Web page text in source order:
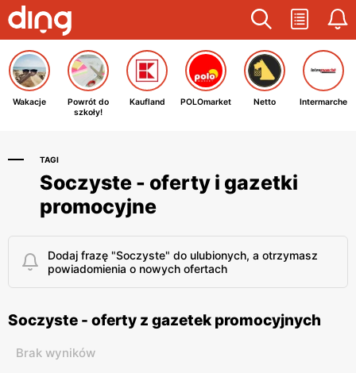
Wakacje
Powrót do
szkoły!
Kaufland POLOmarket Netto Intermarche
TAGI
Soczyste - oferty i gazetki
promocyjne
Dodaj frazę "Soczyste" do ulubionych, a otrzymasz
powiadomienia o nowych ofertach
Soczyste - oferty z gazetek promocyjnych
Brak wyników